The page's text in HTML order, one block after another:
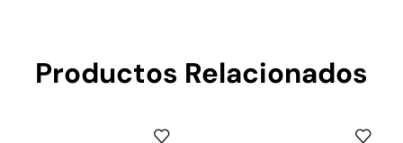
Productos Relacionados